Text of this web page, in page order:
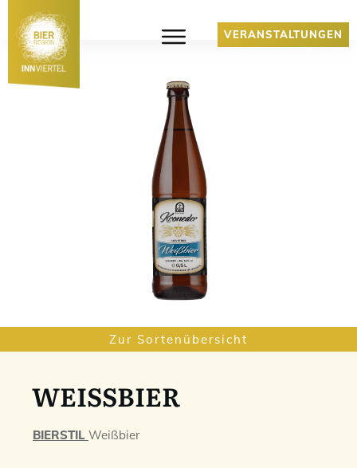
VERANSTALTUNGEN
Zur Sortenübersicht
WEISSBIER
BIERSTIL Weißbier